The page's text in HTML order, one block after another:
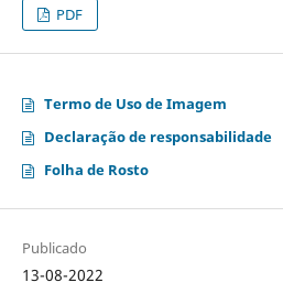
PDF
Termo de Uso de Imagem
Declaração de responsabilidade
Folha de Rosto
Publicado
13-08-2022